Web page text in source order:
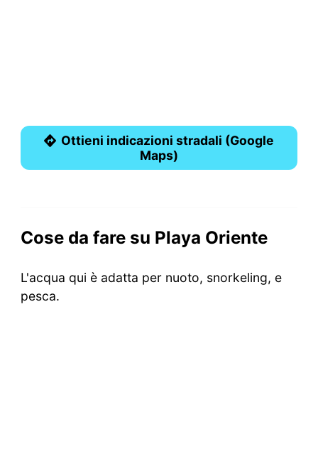
Ottieni indicazioni stradali (Google
Maps)
Cose da fare su Playa Oriente
L'acqua qui è adatta per nuoto, snorkeling, e
pesca.